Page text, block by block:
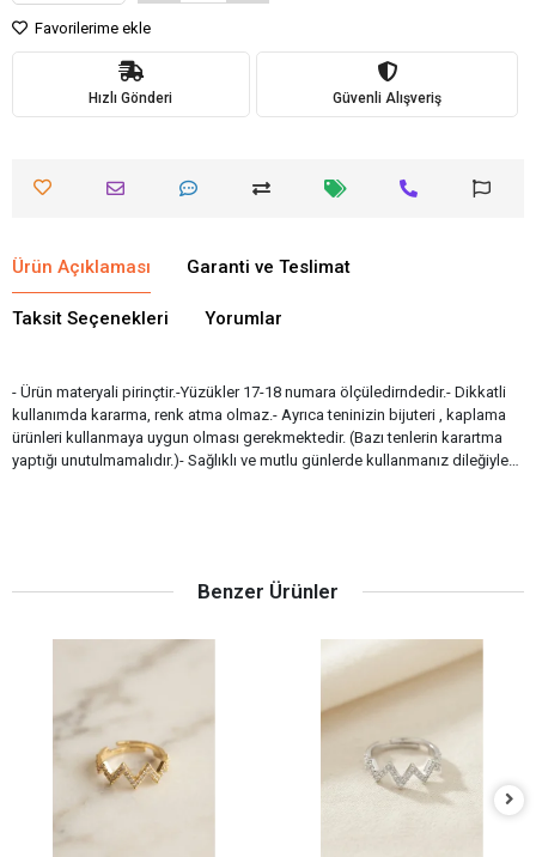
Favorilerime ekle
Hızlı Gönderi Güvenli Alışveriş
Ürün Açıklaması Garanti ve Teslimat
Taksit Seçenekleri Yorumlar
- Ürün materyali pirinçtir.-Yüzükler 17-18 numara ölçüledirndedir.- Dikkatli
kullanımda kararma, renk atma olmaz.- Ayrıca teninizin bijuteri , kaplama
ürünleri kullanmaya uygun olması gerekmektedir. (Bazı tenlerin karartma
yaptığı unutulmamalıdır.)- Sağlıklı ve mutlu günlerde kullanmanız dileğiyle…
Benzer Ürünler